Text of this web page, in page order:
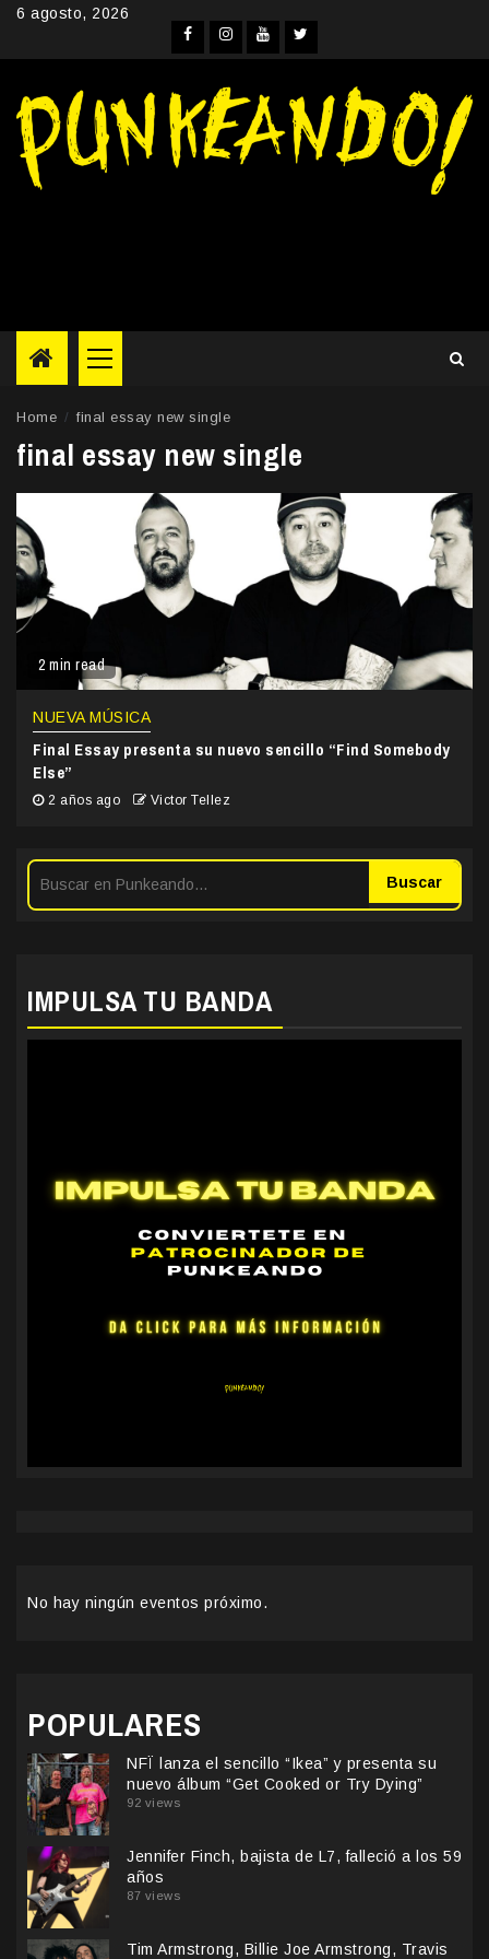
Skip6 agosto, 2026
Facebook
Instagram
YouTube
Twitter
Primary
Menu
Home final essay new single
final essay new single
2 min read
NUEVA MÚSICA
Final Essay presenta su nuevo sencillo “Find Somebody
Else”
2 años ago Victor Tellez
Buscar
IMPULSA TU BANDA
No hay ningún eventos próximo.
POPULARES
NFÏ lanza el sencillo “Ikea” y presenta su
nuevo álbum “Get Cooked or Try Dying”
92 views
Jennifer Finch, bajista de L7, falleció a los 59
años
87 views
Tim Armstrong, Billie Joe Armstrong, Travis